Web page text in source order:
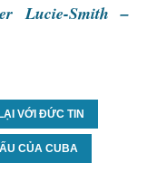
Lucie-Smith –
VỚI ĐỨC TIN
CỦA CUBA